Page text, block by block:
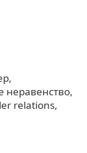
неравенство
relations